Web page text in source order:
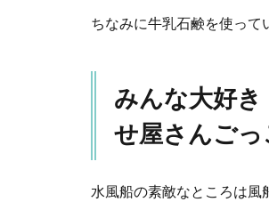
い遊
タイ
ク
遊びは外
ちなみに牛乳石鹸を使って
みんな大好
せ屋さんごっ
水風船の素敵なところは風